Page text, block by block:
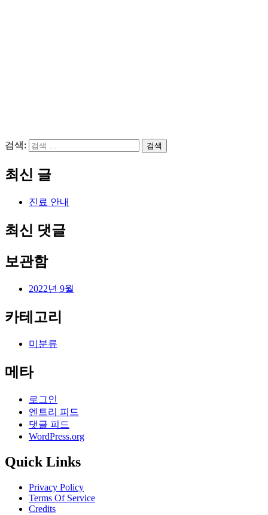
검색: 검색
최신 글
진료 안내
최신 댓글
보관함
2022년 9월
카테고리
미분류
메타
로그인
엔트리 피드
댓글 피드
WordPress.org
Quick Links
Privacy Policy
Terms Of Service
Credits